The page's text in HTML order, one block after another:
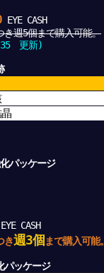
EYE CASH
週5個まで購入可能。
更新)
パッケージ
EYE CASH
き週3個 まで購入可能。
パッケージ